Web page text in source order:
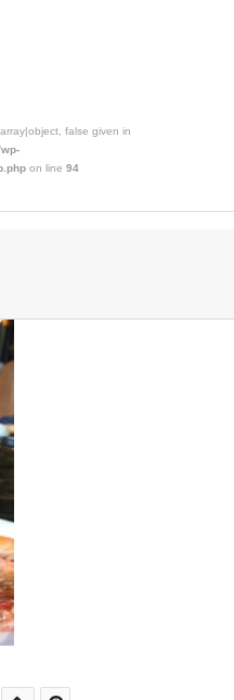
false given in
on line 94